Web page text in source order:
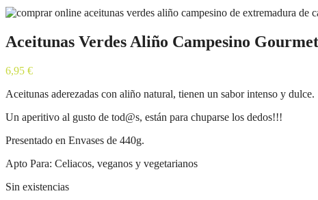
Aceitunas Verdes Aliño Campesino
6,95 €
Aceitunas aderezadas con aliño natural, tienen un sabor intenso y dulce.
Un aperitivo al gusto de tod@s, están para chuparse los dedos!!!
Presentado en Envases de 440g.
Apto Para: Celiacos, veganos y vegetarianos
Sin existencias